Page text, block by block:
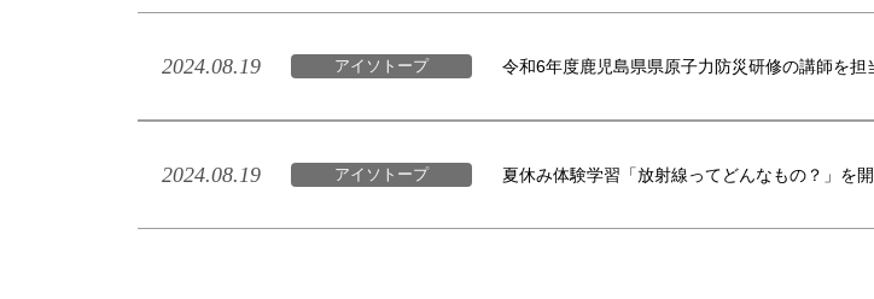
2024.08.19 アイソトープ 令和6年度鹿児島県県原子力防災研修の講師を担
2024.08.19 アイソトープ 夏休み体験学習「放射線ってどんなもの？」を開